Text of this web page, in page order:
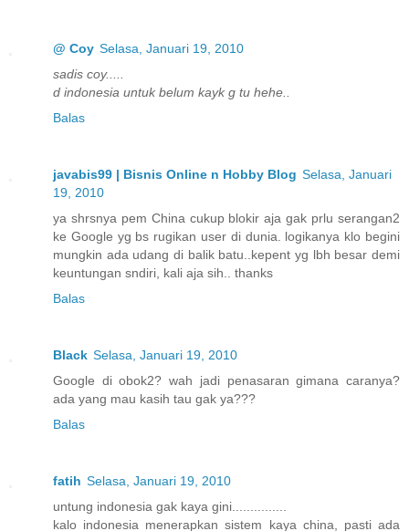
@ Coy Selasa, Januari 19, 2010
sadis coy.....
d indonesia untuk belum kayk g tu hehe..
Balas
javabis99 | Bisnis Online n Hobby Blog Selasa, Januari
19, 2010
ya shrsnya pem China cukup blokir aja gak prlu serangan2
ke Google yg bs rugikan user di dunia. logikanya klo begini
mungkin ada udang di balik batu..kepent yg lbh besar demi
keuntungan sndiri, kali aja sih.. thanks
Balas
Black Selasa, Januari 19, 2010
Google di obok2? wah jadi penasaran gimana caranya?
ada yang mau kasih tau gak ya???
Balas
fatih Selasa, Januari 19, 2010
untung indonesia gak kaya gini...............
kalo indonesia menerapkan sistem kaya china, pasti ada